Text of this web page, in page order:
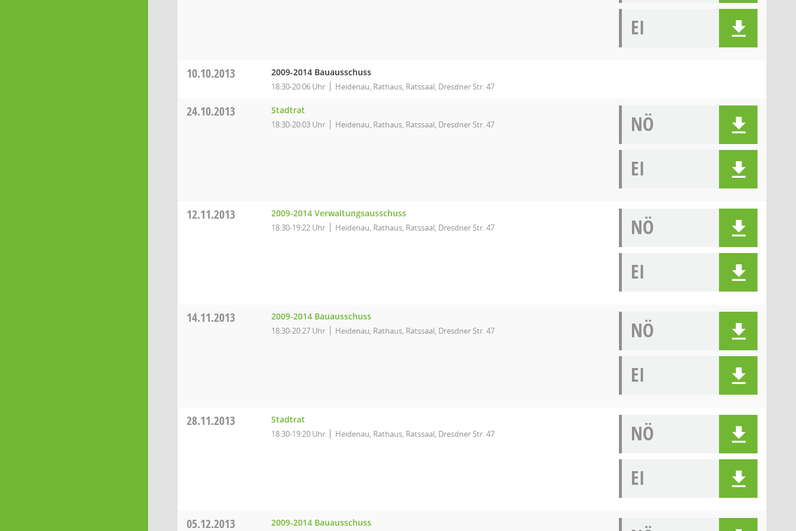
EI
10.10.2013 2009-2014 Bauausschuss
18:30-20:06 Uhr Heidenau, Rathaus, Ratssaal, Dresdner Str. 47
24.10.2013 Stadtrat
18:30-20:03 Uhr Heidenau, Rathaus, Ratssaal, Dresdner Str. 47
NÖ
EI
12.11.2013 2009-2014 Verwaltungsausschuss
18:30-19:22 Uhr Heidenau, Rathaus, Ratssaal, Dresdner Str. 47
NÖ
EI
14.11.2013 2009-2014 Bauausschuss
18:30-20:27 Uhr Heidenau, Rathaus, Ratssaal, Dresdner Str. 47
NÖ
EI
28.11.2013 Stadtrat
18:30-19:20 Uhr Heidenau, Rathaus, Ratssaal, Dresdner Str. 47
NÖ
EI
05.12.2013 2009-2014 Bauausschuss